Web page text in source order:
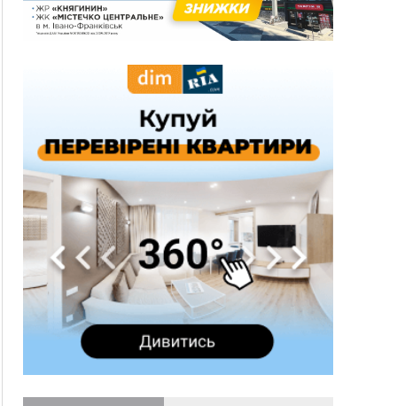
розбещенні малолітньої
09:22
АМКУ розпочав справу проти Гвіздецької
Синоптики попереджають про значний дощ на
Прикарпатті до кінця п'ятниці
Нафтогазову площу на межі Прикарпаття та
Львівщини повторно виставили на аукціон за
830 млн
Вчора
18:46 ФОТО У Польщі невідомі скоїли наругу над
могилою УПА
17:45
Сили оборони уразила Ярославський НПЗ та
кораблі берегової охорони фсб у Керчі
17:17
ВІДЕО
Скарби Музею писанкового розпису
побачать далеко за межами Коломиї
Поблизу Франківська п'яний на Chevrolet
втікав від поліції
16:27
На Прикарпатті триває декларування
вогнепальної зброї: уже зареєстровано 282